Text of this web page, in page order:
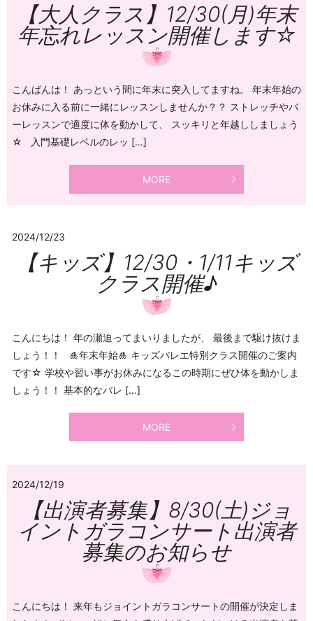
【大人クラス】12/30(月)年末
年忘れレッスン開催します☆
こんばんは！ あっという間に年末に突入してますね。 年末年始の
お休みに入る前に一緒にレッスンしませんか？？ ストレッチやバ
ーレッスンで適度に体を動かして、 スッキリと年越ししましょう
☆ 入門基礎レベルのレッ […]
MORE
2024/12/23
【キッズ】12/30・1/11キッズ
クラス開催♪
こんにちは！ 年の瀬迫ってまいりましたが、 最後まで駆け抜けま
しょう！！ 🎍年末年始🎍 キッズバレエ特別クラス開催のご案内
です☆ 学校や習い事がお休みになるこの時期にぜひ体を動かしま
しょう！！ 基本的なバレ […]
MORE
2024/12/19
【出演者募集】8/30(土)ジョ
イントガラコンサート出演者
募集のお知らせ
こんにちは！ 来年もジョイントガラコンサートの開催が決定しま